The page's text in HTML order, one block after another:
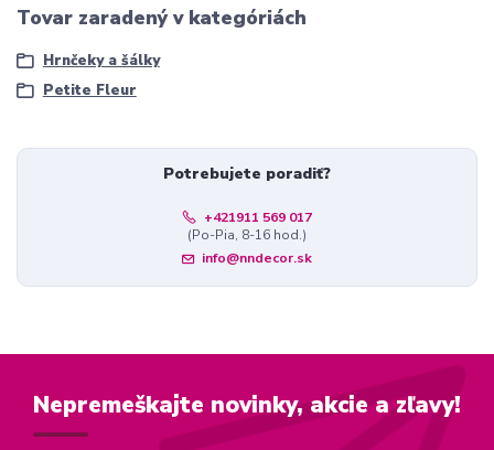
Tovar zaradený v kategóriách
Hrnčeky a šálky
Petite Fleur
Potrebujete poradiť?
+421911 569 017
(Po-Pia, 8-16 hod.)
info@nndecor.sk
Nepremeškajte novinky, akcie a zľavy!